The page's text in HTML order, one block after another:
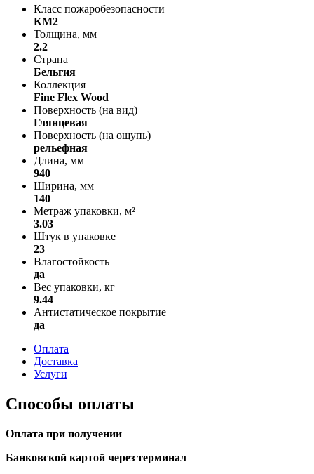
Класс пожаробезопасности
КМ2
Толщина, мм
2.2
Страна
Бельгия
Коллекция
Fine Flex Wood
Поверхность (на вид)
Глянцевая
Поверхность (на ощупь)
рельефная
Длина, мм
940
Ширина, мм
140
Метраж упаковки, м²
3.03
Штук в упаковке
23
Влагостойкость
да
Вес упаковки, кг
9.44
Антистатическое покрытие
да
Оплата
Доставка
Услуги
Способы оплаты
Оплата при получении
Банковской картой через терминал